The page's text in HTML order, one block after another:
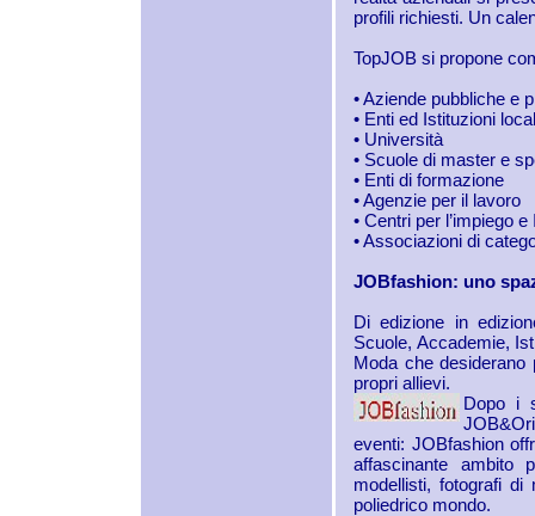
profili richiesti. Un
TopJOB si propone
• Aziende pubbliche e
• Enti ed Istituzioni
• Università
• Scuole di master e
• Enti di formazione
• Agenzie per il lavoro
• Centri per l’impiego
• Associazioni di
JOBfashion: uno
Di edizione in
Scuole, Accademie,
Moda che desiderano
propri allievi.
Dopo i
eventi: JOBfashion
affascinante ambito
modellisti, fotografi
poliedrico mondo.